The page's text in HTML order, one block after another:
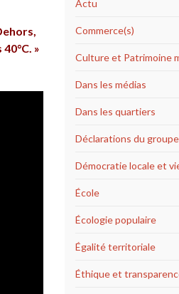
»
Actu
Commerce(s)
Culture et Patrimoine
Dans les médias
Dans les quartiers
Déclarations du
Démocratie locale et
École
Écologie populaire
Égalité territoriale
Éthique et